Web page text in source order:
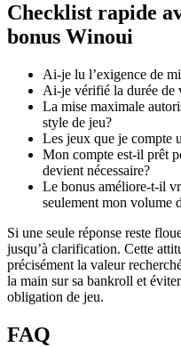
Checklist rapide
bonus Winoui
Ai-je lu l’exigence de
Ai-je vérifié la durée de
La mise maximale
style de jeu?
Les jeux que je compte
Mon compte est-il prêt
devient nécessaire?
Le bonus améliore-t-il
seulement mon volume
Si une seule réponse reste
jusqu’à clarification. Cette
précisément la valeur
la main sur sa bankroll et
obligation de jeu.
FAQ